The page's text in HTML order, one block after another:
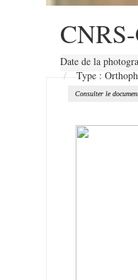
Date de la
Type :
Consulter le